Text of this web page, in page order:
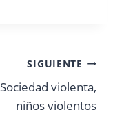
SIGUIENTE
Sociedad violenta,
niños violentos